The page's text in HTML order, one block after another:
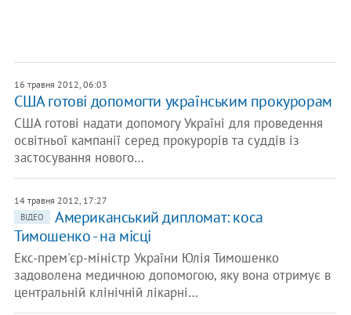
16 травня 2012, 06:03
США готові допомогти українським прокурорам
США готові надати допомогу Україні для проведення
освітньої кампанії серед прокурорів та суддів із
застосування нового…
14 травня 2012, 17:27
ВІДЕО
Американський дипломат: коса
Тимошенко - на місці
Екс-прем'єр-міністр України Юлія Тимошенко
задоволена медичною допомогою, яку вона отримує в
центральній клінічній лікарні…